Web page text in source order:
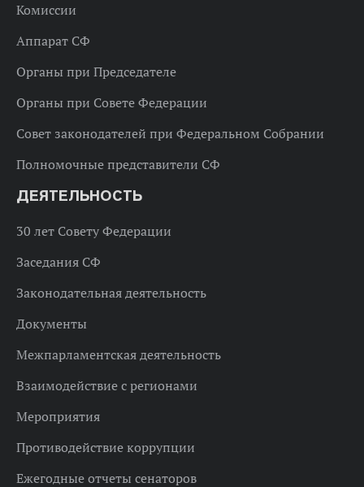
Комиссии
Аппарат СФ
Органы при Председателе
Органы при Совете Федерации
Совет законодателей при Федеральном Собрании
Полномочные представители СФ
ДЕЯТЕЛЬНОСТЬ
30 лет Совету Федерации
Заседания СФ
Законодательная деятельность
Документы
Межпарламентская деятельность
Взаимодействие с регионами
Мероприятия
Противодействие коррупции
Ежегодные отчеты сенаторов